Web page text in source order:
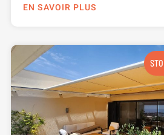
EN SAVOIR PLUS